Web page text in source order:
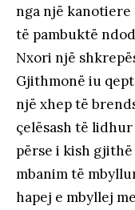
nga një kanotiere
të pambuktë
Nxori një
Gjithmonë iu
një xhep të
çelësash të
përse i kish gjithë
mbanim të
hapej e mbyllej